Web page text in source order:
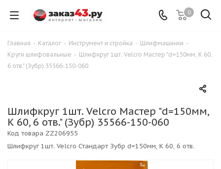
0
Главная - Каталог - Инструмент и стройка - Шлифмашинки -
Круги шлифовальные - Шлифкруг 1шт. Velcro Мастер "d=150мм, K 60,
6 отв." (Зубр) 35566-150-060
Шлифкруг 1шт. Velcro Мастер "d=150мм,
K 60, 6 отв." (Зубр) 35566-150-060
Шлифкруг 1шт. Velcro Стандарт Зубр d=150мм, K 60, 6 отв.
Код товара ZZ206955